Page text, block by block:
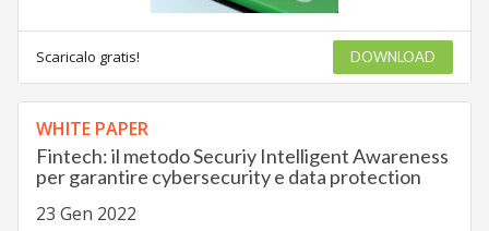
Scaricalo gratis! DOWNLOAD
WHITE PAPER
Fintech: il metodo Securiy Intelligent Awareness
per garantire cybersecurity e data protection
23 Gen 2022